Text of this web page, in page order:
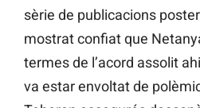
sèrie de publicacions
mostrat confiat que
termes de l’acord assolit
va estar envoltat de